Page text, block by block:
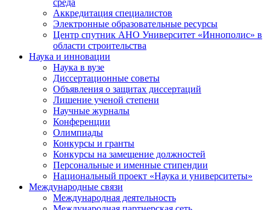
Аккредитация специалистов
Электронные образовательные ресурсы
Центр спутник АНО Университет «Иннополис» в
области строительства
Наука и инновации
Наука в вузе
Диссертационные советы
Объявления о защитах диссертаций
Лишение ученой степени
Научные журналы
Конференции
Олимпиады
Конкурсы и гранты
Конкурсы на замещение должностей
Персональные и именные стипендии
Национальный проект «Наука и университеты»
Международные связи
Международная деятельность